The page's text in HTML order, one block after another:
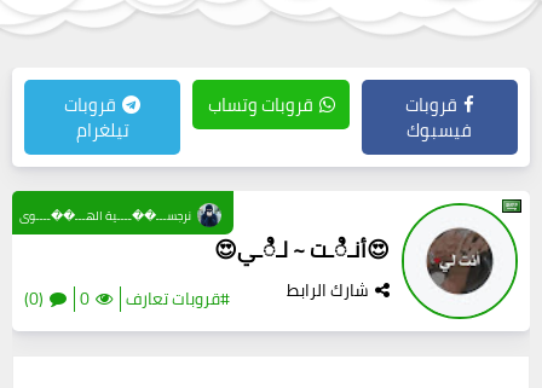
قروبات
فيسبوك
قروبات وتساب قروبات
تيلغرام
😍أنـಿـت ~ لـಿـي😍
شارك الرابط #قروبات تعارف 0
(0)
نرجســـ��ــــية الهـــ��ــــوى